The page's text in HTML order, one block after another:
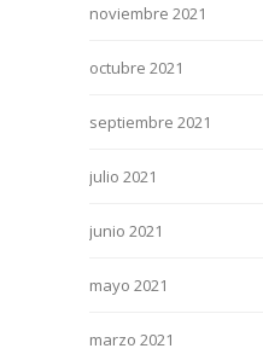
noviembre 2021
octubre 2021
septiembre 2021
julio 2021
junio 2021
mayo 2021
marzo 2021